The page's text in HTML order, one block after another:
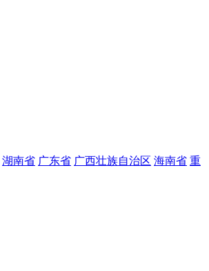
湖南省 广东省 广西壮族自治区 海南省 重